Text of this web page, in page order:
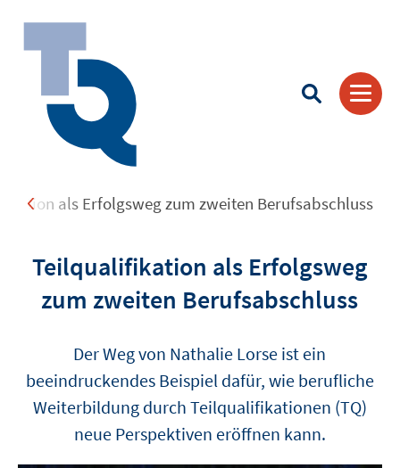
Suchbegriff eingeben
als Erfolgsweg zum zweiten Berufsabschluss
Teilqualifikation als Erfolgsweg
zum zweiten Berufsabschluss
Der Weg von Nathalie Lorse ist ein
beeindruckendes Beispiel dafür, wie berufliche
Weiterbildung durch Teilqualifikationen (TQ)
neue Perspektiven eröffnen kann.